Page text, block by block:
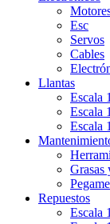
Esc
Servos
Cables
Llantas
Escala
Escala
Escala
Grasas
Repuestos
Escala